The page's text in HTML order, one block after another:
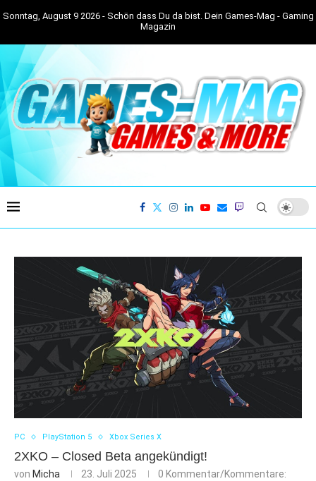
Sonntag, August 9 2026 - Schön dass Du da bist. Dein Games-Mag - Gaming
Magazin
PC PlayStation 5 Xbox Series X
2XKO – Closed Beta angekündigt!
von Micha 23. Juli 2025 0 Kommentar/Kommentare: